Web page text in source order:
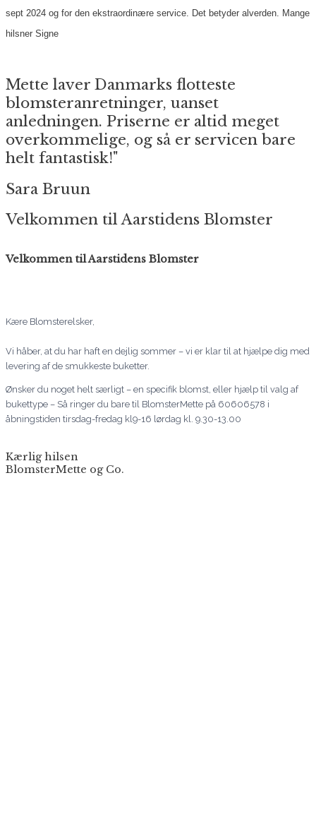
sept 2024 og for den ekstraordinære service. Det betyder alverden. Mange
hilsner Signe
Mette laver Danmarks flotteste
blomsteranretninger, uanset
anledningen. Priserne er altid meget
overkommelige, og så er servicen bare
helt fantastisk!"
Sara Bruun
Velkommen til Aarstidens Blomster
Velkommen til Aarstidens Blomster
Kære Blomsterelsker,
Vi håber, at du har haft en dejlig sommer – vi er klar til at hjælpe dig med
levering af de smukkeste buketter.
Ønsker du noget helt særligt – en specifik blomst, eller hjælp til valg af
bukettype – Så ringer du bare til BlomsterMette på 60606578 i
åbningstiden tirsdag-fredag kl9-16 lørdag kl. 9.30-13.00
Kærlig hilsen
BlomsterMette og Co.